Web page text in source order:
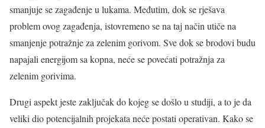
smanjuje se zagađenje u lukama. Međutim, dok se rješava
problem ovog zagađenja, istovremeno se na taj način utiče na
smanjenje potražnje za zelenim gorivom. Sve dok se brodovi budu
napajali energijom sa kopna, neće se povećati potražnja za
zelenim gorivima.
Drugi aspekt jeste zaključak do kojeg se došlo u studiji, a to je da
veliki dio potencijalnih projekata neće postati operativan. Kako se